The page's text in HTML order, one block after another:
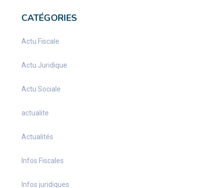
CATÉGORIES
Actu Fiscale
Actu Juridique
Actu Sociale
actualite
Actualités
Infos Fiscales
Infos juridiques